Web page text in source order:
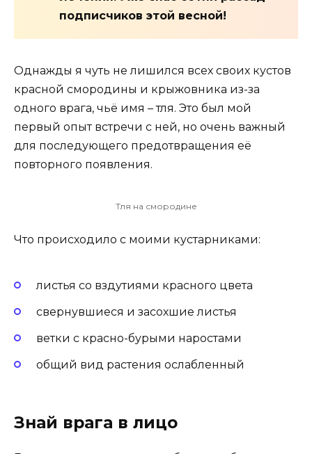
подписчиков этой весной!
Однажды я чуть не лишился всех своих кустов
красной смородины и крыжовника из-за
одного врага, чьё имя – тля. Это был мой
первый опыт встречи с ней, но очень важный
для последующего предотвращения её
повторного появления.
Тля на смородине
Что происходило с моими кустарниками:
листья со вздутиями красного цвета
свернувшиеся и засохшие листья
ветки с красно-бурыми наростами
общий вид растения ослабленный
Знай врага в лицо